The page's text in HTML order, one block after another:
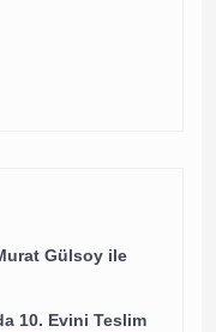
Gülsoy ile
10. Evini Teslim